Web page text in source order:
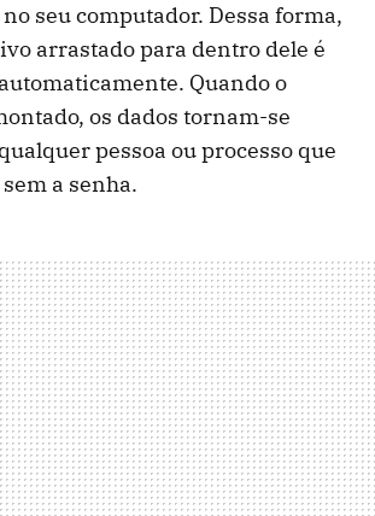
seu computador. Dessa forma,
arrastado para dentro dele é
Quando o
os dados tornam-se
pessoa ou processo que
a senha.